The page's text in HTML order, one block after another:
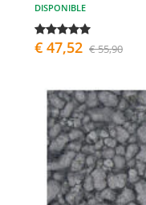
DISPONIBLE
€ 47,52 € 55,90